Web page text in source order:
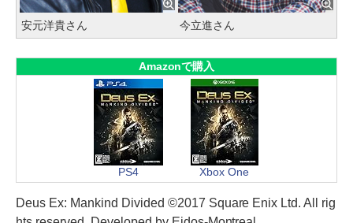
安元洋貴さん 今立進さん
Amazonで購入
PS4 Xbox One
Deus Ex: Mankind Divided ©2017 Square Enix Ltd. All rig